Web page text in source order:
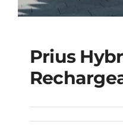
Prius